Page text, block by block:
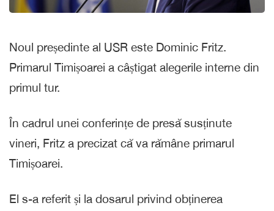
Noul președinte al USR este Dominic Fritz.
Primarul Timișoarei a câștigat alegerile interne din
primul tur.
În cadrul unei conferințe de presă susținute
vineri, Fritz a precizat că va rămâne primarul
Timișoarei.
El s-a referit și la dosarul privind obținerea